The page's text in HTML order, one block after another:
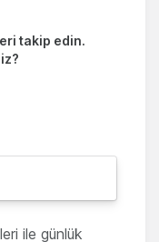
takip edin.
ile günlük